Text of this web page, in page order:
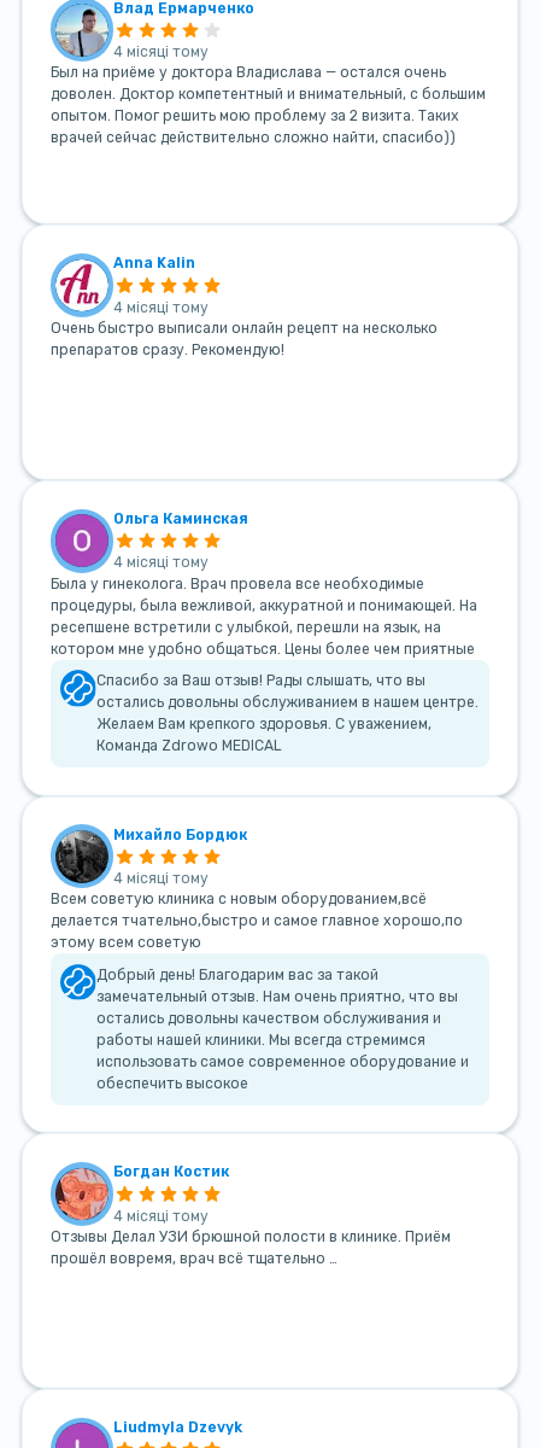
Влад Ермарченко
4 місяці тому
Был на приёме у доктора Владислава — остался очень
доволен. Доктор компетентный и внимательный, с большим
опытом. Помог решить мою проблему за 2 визита. Таких
врачей сейчас действительно сложно найти, спасибо))
Anna Kalin
4 місяці тому
Очень быстро выписали онлайн рецепт на несколько
препаратов сразу. Рекомендую!
Ольга Каминская
4 місяці тому
Была у гинеколога. Врач провела все необходимые
процедуры, была вежливой, аккуратной и понимающей. На
ресепшене встретили с улыбкой, перешли на язык, на
котором мне удобно общаться. Цены более чем приятные
Спасибо за Ваш отзыв! Рады слышать, что вы
остались довольны обслуживанием в нашем центре.
Желаем Вам крепкого здоровья. С уважением,
Команда Zdrowo MEDICAL
Михайло Бордюк
4 місяці тому
Всем советую клиника с новым оборудованием,всё
делается тчательно,быстро и самое главное хорошо,по
этому всем советую
Добрый день! Благодарим вас за такой
замечательный отзыв. Нам очень приятно, что вы
остались довольны качеством обслуживания и
работы нашей клиники. Мы всегда стремимся
использовать самое современное оборудование и
обеспечить высокое
Богдан Костик
4 місяці тому
Отзывы Делал УЗИ брюшной полости в клинике. Приём
прошёл вовремя, врач всё тщательно …
Liudmyla Dzevyk